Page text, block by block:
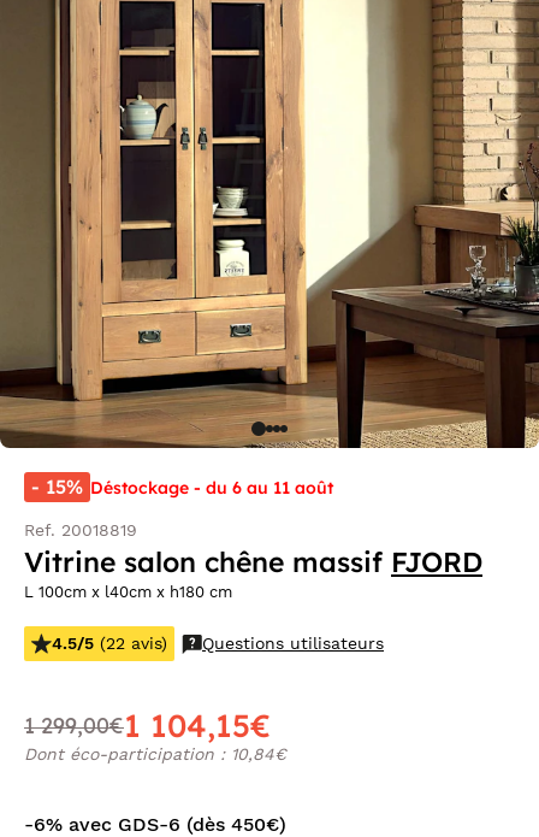
- 15% Déstockage - du 6 au 11 août
Ref. 20018819
Vitrine salon chêne massif FJORD
L 100cm x l40cm x h180 cm
4.5/5 (22 avis) Questions utilisateurs
1 299,00€1 104,15€
Dont éco-participation : 10,84€
-6% avec GDS-6 (dès 450€)